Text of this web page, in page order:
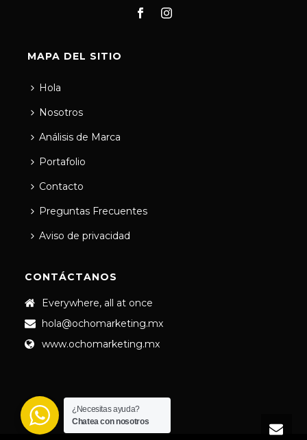
MAPA DEL SITIO
Hola
Nosotros
Análisis de Marca
Portafolio
Contacto
Preguntas Frecuentes
Aviso de privacidad
CONTÁCTANOS
Everywhere, all at once
hola@ochomarketing.mx
www.ochomarketing.mx
¿Necesitas ayuda?
Chatea con nosotros